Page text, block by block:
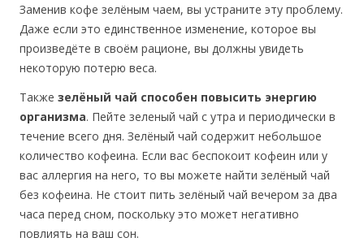
Заменив кофе зелёным чаем, вы устраните эту проблему.
Даже если это единственное изменение, которое вы
произведёте в своём рационе, вы должны увидеть
некоторую потерю веса.
Также зелёный чай способен повысить энергию
организма. Пейте зеленый чай с утра и периодически в
течение всего дня. Зелёный чай содержит небольшое
количество кофеина. Если вас беспокоит кофеин или у
вас аллергия на него, то вы можете найти зелёный чай
без кофеина. Не стоит пить зелёный чай вечером за два
часа перед сном, поскольку это может негативно
повлиять на ваш сон.